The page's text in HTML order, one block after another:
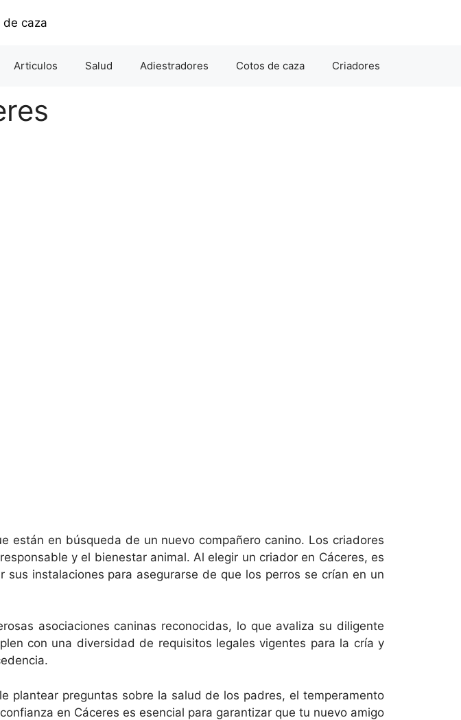
Articulos Salud Adiestradores Cotos de caza Criadores
están en búsqueda de un nuevo compañero canino. Los criadores
y el bienestar animal. Al elegir un criador en Cáceres, es
instalaciones para asegurarse de que los perros se crían en un
asociaciones caninas reconocidas, lo que avaliza su diligente
con una diversidad de requisitos legales vigentes para la cría y
plantear preguntas sobre la salud de los padres, el temperamento
en Cáceres es esencial para garantizar que tu nuevo amigo